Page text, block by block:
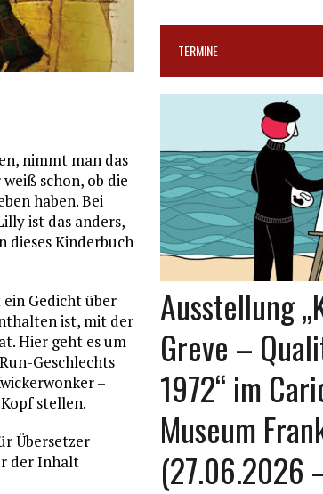
nimmt man das
schon, ob die
haben. Bei
ist das anders,
dieses Kinderbuch
ein Gedicht über
ist, mit der
Hier geht es um
Geschlechts
–
stellen.
Übersetzer
der Inhalt
TERMINE
Ausstellung
Greve –
1972“ im
Museum
(27.06.2026